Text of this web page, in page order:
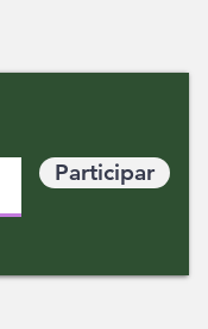
Participar